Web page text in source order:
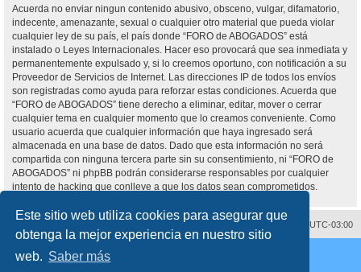
Este sitio web utiliza cookies para asegurar que
obtenga la mejor experiencia en nuestro sitio
web. Saber más
Acuerda no enviar ningun contenido abusivo, obsceno, vulgar, difamatorio,
indecente, amenazante, sexual o cualquier otro material que pueda violar
cualquier ley de su país, el país donde “FORO de ABOGADOS” está
instalado o Leyes Internacionales. Hacer eso provocará que sea inmediata y
permanentemente expulsado y, si lo creemos oportuno, con notificación a su
Proveedor de Servicios de Internet. Las direcciones IP de todos los envíos
son registradas como ayuda para reforzar estas condiciones. Acuerda que
“FORO de ABOGADOS” tiene derecho a eliminar, editar, mover o cerrar
cualquier tema en cualquier momento que lo creamos conveniente. Como
usuario acuerda que cualquier información que haya ingresado será
almacenada en una base de datos. Dado que esta información no será
compartida con ninguna tercera parte sin su consentimiento, ni “FORO de
ABOGADOS” ni phpBB podrán considerarse responsables por cualquier
intento de hacking que conlleve a que los datos sean comprometidos.
Todos los horarios son UTC-03:00
Borrar cookies
Desarrollado por
® Forum Software © phpBB Limited
Traducción al español porphpBB España